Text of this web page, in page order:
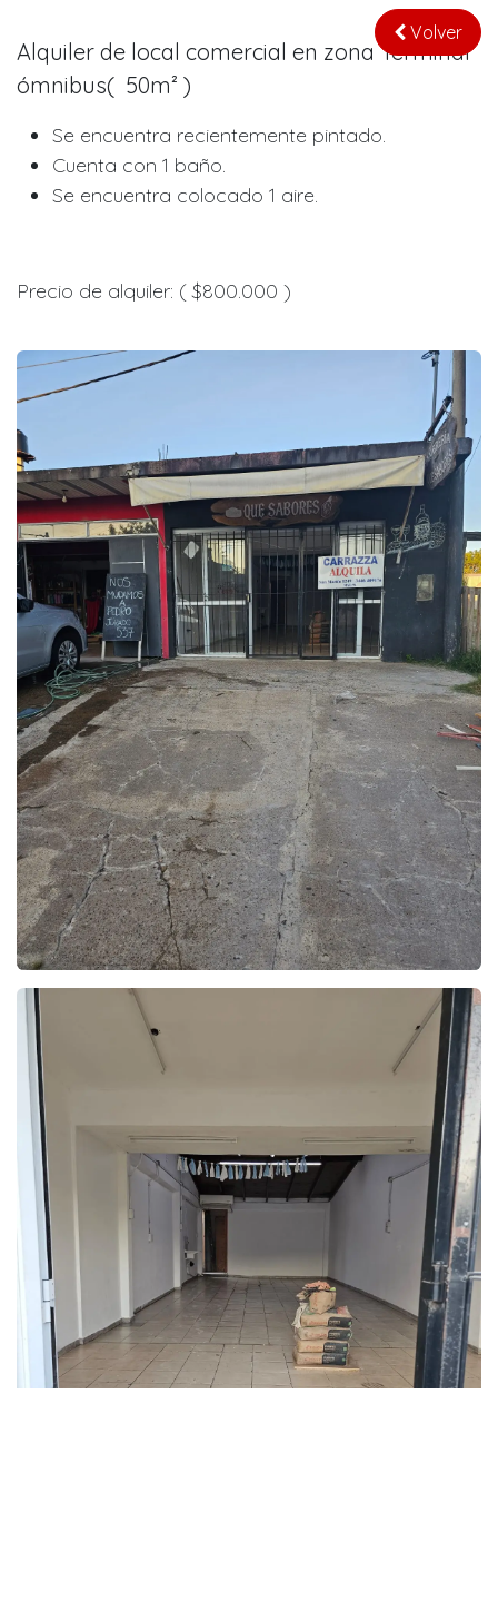
Volver
Alquiler de local comercial en zona Terminal
ómnibus( 50m² )
Se encuentra recientemente pintado.
Cuenta con 1 baño.
Se encuentra colocado 1 aire.
Precio de alquiler: ( $800.000 )